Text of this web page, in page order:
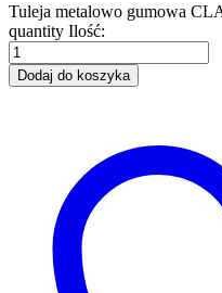
Tuleja metalowo gumowa
quantity Ilość:
Dodaj do koszyka